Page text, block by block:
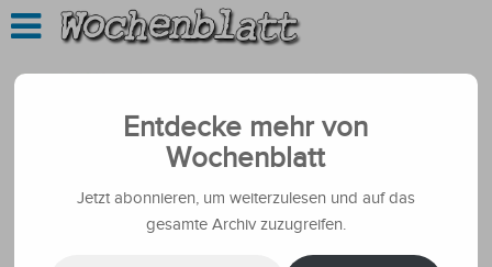
Entdecke mehr von
Wochenblatt
Jetzt abonnieren, um weiterzulesen und auf das
gesamte Archiv zuzugreifen.